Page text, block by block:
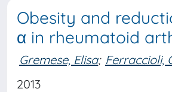
Obesity and
α in rheumatoid
Gremese, Elisa; Ferraccioli,
2013